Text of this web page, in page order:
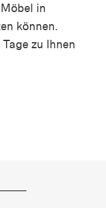
in
können.
zu Ihnen